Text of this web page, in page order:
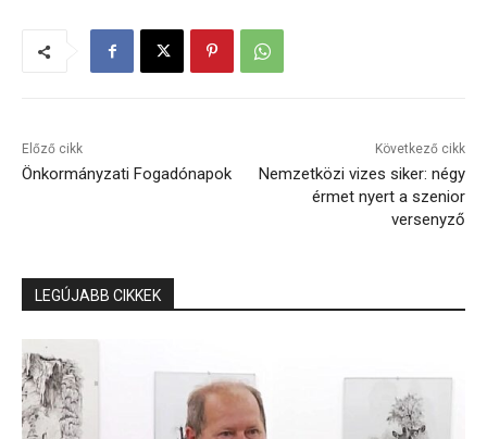
Előző cikk
Önkormányzati Fogadónapok
Következő cikk
Nemzetközi vizes siker: négy
érmet nyert a szenior
versenyző
LEGÚJABB CIKKEK